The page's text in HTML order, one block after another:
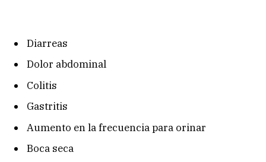
Diarreas
Dolor abdominal
Colitis
Gastritis
Aumento en la frecuencia para orinar
Boca seca